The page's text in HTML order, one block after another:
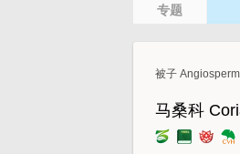
专题
被子
马桑科